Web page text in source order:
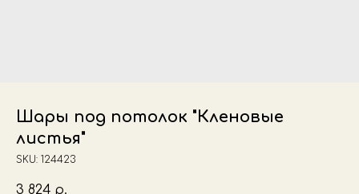
Шары под потолок "Кленовые
листья"
SKU: 124423
3 824 р.